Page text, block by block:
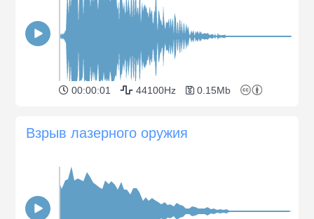
00:00:01 44100Hz 0.15Mb
Взрыв лазерного оружия